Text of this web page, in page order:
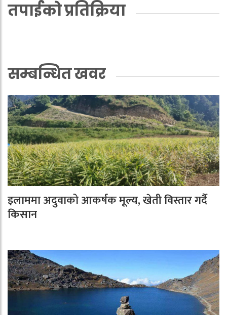
तपाईको प्रतिक्रिया
सम्बन्धित खवर
इलाममा अदुवाको आकर्षक मूल्य, खेती विस्तार गर्दै
किसान